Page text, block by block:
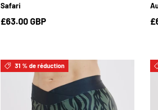
Safari
£63.00 GBP
31 % de réduction